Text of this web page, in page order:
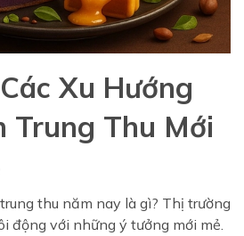
Xu Hướng
Trung Thu Mới
thu năm nay là gì? Thị trường
động với những ý tưởng mới mẻ.